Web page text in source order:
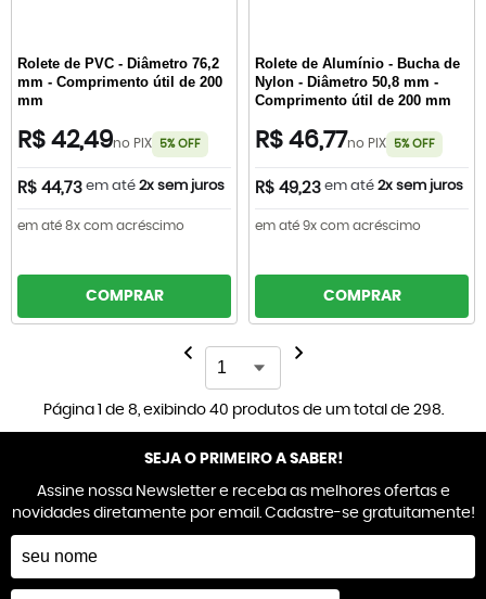
Rolete de PVC - Diâmetro 76,2
mm - Comprimento útil de 200
mm
R$ 42,49no PIX 5% OFF
R$ 44,73 em até 2x sem juros
em até 8x com acréscimo
COMPRAR
Rolete de Alumínio - Bucha de
Nylon - Diâmetro 50,8 mm -
Comprimento útil de 200 mm
R$ 46,77no PIX 5% OFF
R$ 49,23 em até 2x sem juros
em até 9x com acréscimo
COMPRAR
Página 1 de 8, exibindo 40 produtos de um total de 298.
SEJA O PRIMEIRO A SABER!
Assine nossa Newsletter e receba as melhores ofertas e
novidades diretamente por email. Cadastre-se gratuitamente!